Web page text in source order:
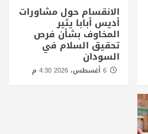
الانقسام حول مشاورات
أديس أبابا يثير
المخاوف بشأن فرص
تحقيق السلام في
السودان
6 أغسطس، 2026 4:30 م